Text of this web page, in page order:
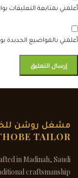
أعلمني بمتابعة التعليقات
أعلمني بالمواضيع الجديدة
TAILOR
in Madinah, Saudi
craftsmanship